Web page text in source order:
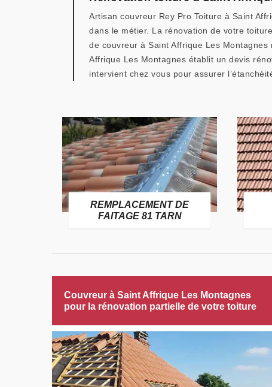
Artisan couvreur Rey Pro Toiture à Saint
dans le métier. La rénovation de votre
de couvreur à Saint Affrique Les
Affrique Les Montagnes établit un devis
intervient chez vous pour assurer
REMPLACEMENT DE
FAITAGE 81 TARN
Couvreur à Saint Affrique Les Montagnes
pour la rénovation partielle de votre toiture